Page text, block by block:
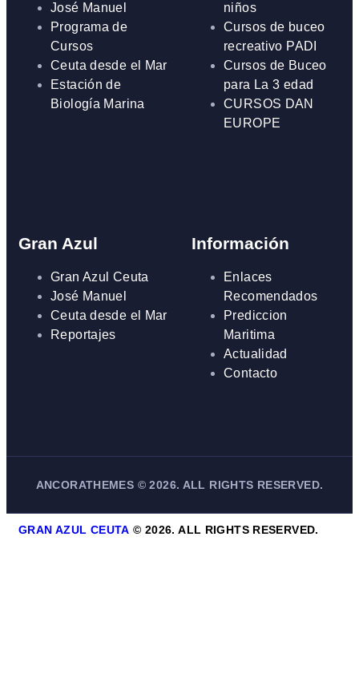
José Manuel
Programa de
Cursos
Ceuta desde el Mar
Estación de
Biología Marina
niños
Cursos de buceo
recreativo PADI
Cursos de Buceo
para La 3 edad
CURSOS DAN
EUROPE
Gran Azul
Gran Azul Ceuta
José Manuel
Ceuta desde el Mar
Reportajes
Información
Enlaces
Recomendados
Prediccion
Maritima
Actualidad
Contacto
ANCORATHEMES ©2026. ALL RIGHTS RESERVED.
GRAN AZUL CEUTA © 2026. ALL RIGHTS RESERVED.